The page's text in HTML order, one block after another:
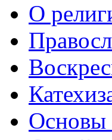
О
Основы